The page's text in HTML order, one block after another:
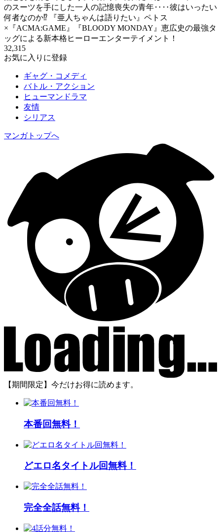
のスーツを手にした一人の記憶喪失の青年‥‥彼はいったい
何者なのか⁉ 『亜人ちゃんは語りたい』ペトス
×『ACMA:GAME』『BLOODY MONDAY』恵広史の最強タ
ッグによる新本格ヒーローエンターテイメント！
32,315
お気に入りに登録
ギャグ・コメディ
バトル・アクション
ヒューマンドラマ
友情
シリアス
マンガトップへ
【期間限定】今だけお得に読めます。
本番回無料！
どエロ名タイトル回無料！
完全全話無料！